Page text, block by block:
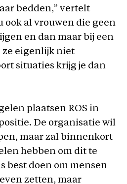
bedden,” vertelt
ook al vrouwen die geen
en dan maar bij een
eigenlijk niet
situaties krijg je dan
plaatsen ROS in
De organisatie wil
maar zal binnenkort
hebben om dit te
best doen om mensen
zetten, maar